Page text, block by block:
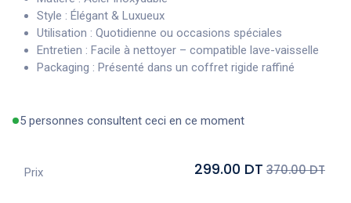
Style : Élégant & Luxueux
Utilisation : Quotidienne ou occasions spéciales
Entretien : Facile à nettoyer – compatible lave-vaisselle
Packaging : Présenté dans un coffret rigide raffiné
5 personnes consultent ceci en ce moment
Prix 299.00 DT 370.00 DT